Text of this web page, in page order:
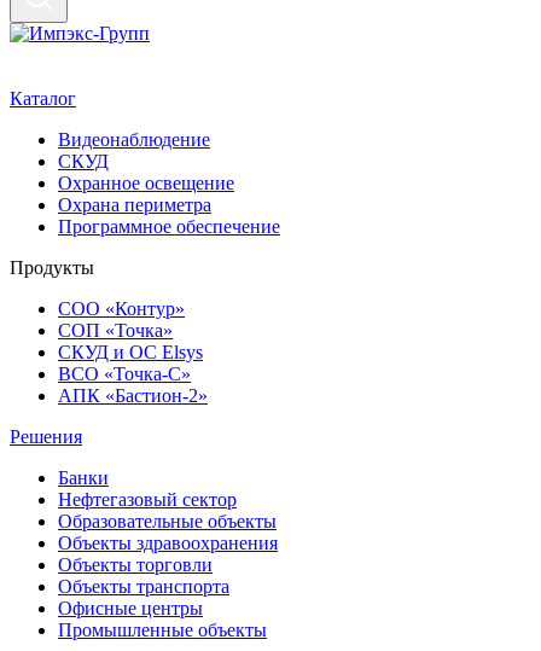
Каталог
Видеонаблюдение
СКУД
Охранное освещение
Охрана периметра
Программное обеспечение
Продукты
СОО «Контур»
СОП «Точка»
СКУД и ОС Elsys
ВСО «Точка-С»
АПК «Бастион-2»
Решения
Банки
Нефтегазовый сектор
Образовательные объекты
Объекты здравоохранения
Объекты торговли
Объекты транспорта
Офисные центры
Промышленные объекты